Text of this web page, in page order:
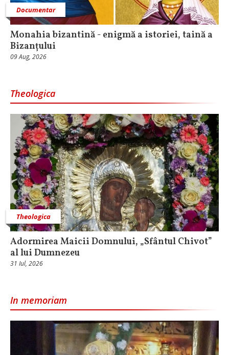
Documentar
Monahia bizantină - enigmă a istoriei, taină a
Bizanțului
09 Aug, 2026
Theologica
Theologica
Adormirea Maicii Domnului, „Sfântul Chivot”
al lui Dumnezeu
31 Iul, 2026
In memoriam